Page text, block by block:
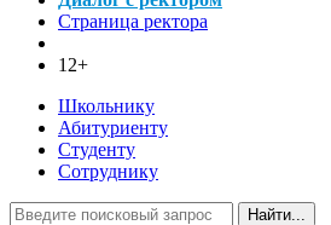
Страница ректора
12+
Школьнику
Абитуриенту
Студенту
Сотруднику
Найти...